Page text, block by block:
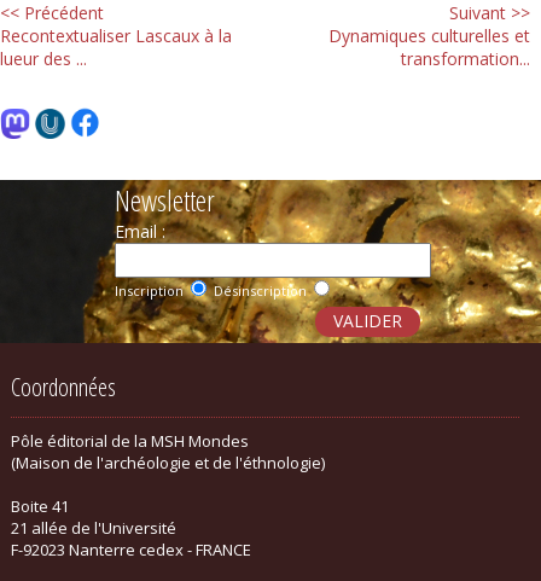
<< Précédent
Recontextualiser Lascaux à la
lueur des ...
Suivant >>
Dynamiques culturelles et
transformation...
Newsletter
Email :
Inscription Désinscription
Coordonnées
Pôle éditorial de la MSH Mondes
(Maison de l'archéologie et de l'éthnologie)
Boite 41
21 allée de l'Université
F-92023 Nanterre cedex - FRANCE